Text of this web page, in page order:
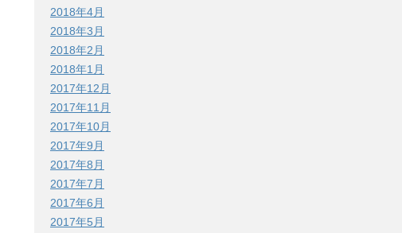
2018年4月
2018年3月
2018年2月
2018年1月
2017年12月
2017年11月
2017年10月
2017年9月
2017年8月
2017年7月
2017年6月
2017年5月